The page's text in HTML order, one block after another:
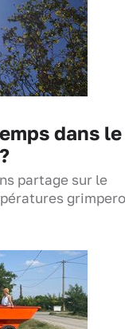
dans le
partage sur le